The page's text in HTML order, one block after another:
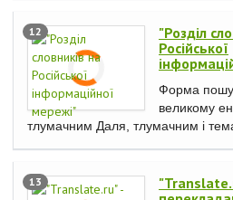
12
"Розділ
Російської
Форма
великому
тлумачним Даля, тлумачним і
13